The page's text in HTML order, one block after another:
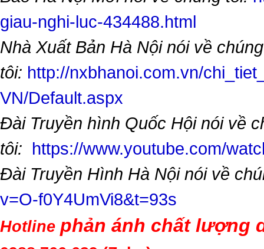
giau-nghi-luc-434488.html
Nhà Xuất Bản Hà Nội nói về chúng
tôi: http://nxbhanoi.com.vn/
VN/Default.aspx
Đài Truyền hình Quốc Hội nói về
tôi: https://www.youtube.com/
Đài Truyền Hình Hà Nội nói về
v=O-f0Y4UmVi8&t=93s
Hotline phản ánh chất lượng